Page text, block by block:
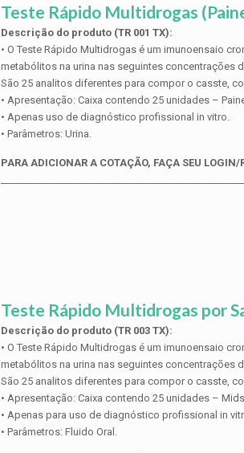
Teste Rápido Multidrogas
Descrição do produto (TR 001 TX):
• O Teste Rápido Multidrogas é um imunoensaio
metabólitos na urina nas seguintes concentrações
São 25 analitos diferentes para compor o casste,
• Apresentação: Caixa contendo 25 unidades –
• Apenas uso de diagnóstico profissional in vitro.
• Parâmetros: Urina.
PARA ADICIONAR A COTAÇÃO, FAÇA SEU LOGIN/
Teste Rápido Multidrogas por
Descrição do produto (TR 003 TX):
• O Teste Rápido Multidrogas é um imunoensaio
metabólitos na urina nas seguintes concentrações
São 25 analitos diferentes para compor o casste,
• Apresentação: Caixa contendo 25 unidades –
• Apenas para uso de diagnóstico profissional in
• Parâmetros: Fluido Oral.